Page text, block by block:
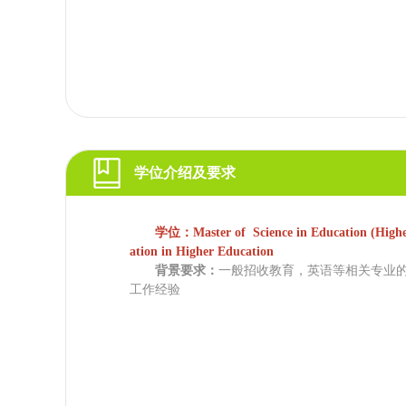
学位介绍及要求
学位：Master of Science in Education
ation in Higher Education
背景要求： 一般招收教育，英语等相关专业
工作经验